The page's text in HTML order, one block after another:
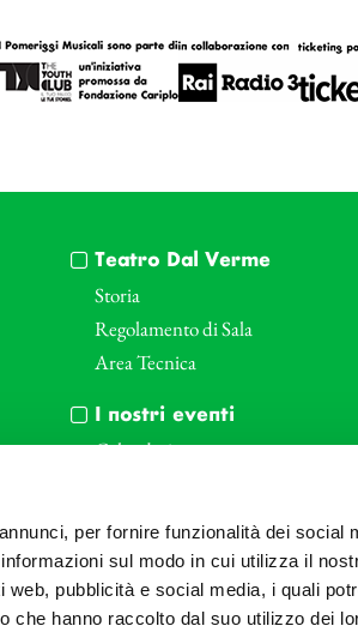
per fornire funzionalità dei social
sul modo in cui utilizza il
pubblicità e social media, i quali
che hanno raccolto dal suo utilizzo dei
Teatro Dal Verme
Storia
Regolamento di Sala
Area Tecnica
I nostri eventi
Calendario
Biglietteria
Archivio Fotografico